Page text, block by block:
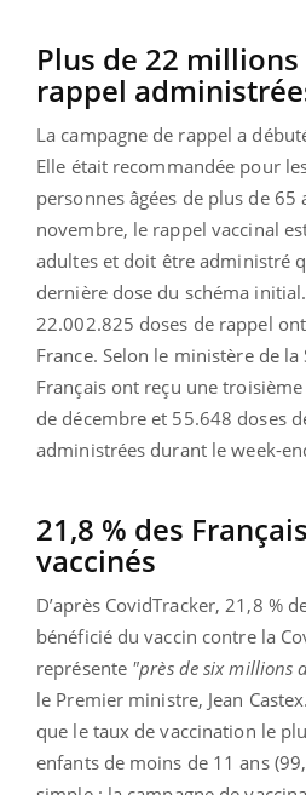
Plus de 22
rappel
La campagne de rappel a
Elle était recommandée pour
personnes âgées de plus de 65
novembre, le rappel vaccinal
adultes et doit être administré
dernière dose du schéma
22.002.825 doses de rappel
France. Selon le ministère de
Français ont reçu une
de décembre et 55.648 doses
administrées durant le week-
21,8 % des
vaccinés
D’après CovidTracker, 21,8 %
bénéficié du vaccin contre la
représente "près de six millions
le Premier ministre, Jean
que le taux de vaccination le
enfants de moins de 11 ans